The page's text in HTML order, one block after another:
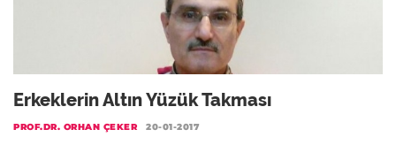
Erkeklerin Altın Yüzük Takması
PROF.DR. ORHAN ÇEKER 20-01-2017